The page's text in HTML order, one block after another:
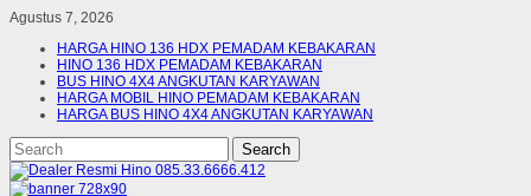
Agustus 7, 2026
HARGA HINO 136 HDX PEMADAM KEBAKARAN
HINO 136 HDX PEMADAM KEBAKARAN
BUS HINO 4X4 ANGKUTAN KARYAWAN
HARGA MOBIL HINO PEMADAM KEBAKARAN
HARGA BUS HINO 4X4 ANGKUTAN KARYAWAN